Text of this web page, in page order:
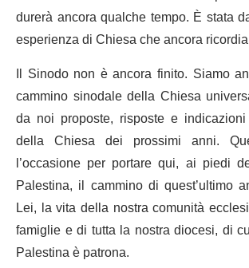
durerà ancora qualche tempo. È stata
esperienza di Chiesa che ancora
Il Sinodo non è ancora finito. Siamo
cammino sinodale della Chiesa
da noi proposte, risposte e
della Chiesa dei prossimi anni.
l’occasione per portare qui, ai piedi
Palestina, il cammino di quest’ultimo
Lei, la vita della nostra comunità
famiglie e di tutta la nostra diocesi, di
Palestina è patrona.